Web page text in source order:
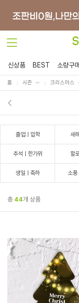
신상품 BEST 소량구매
홈 시즌 크리스마스
졸업ㅣ입학 새
추석ㅣ한가위 할
생일ㅣ축하 소풍
총 44개 상품